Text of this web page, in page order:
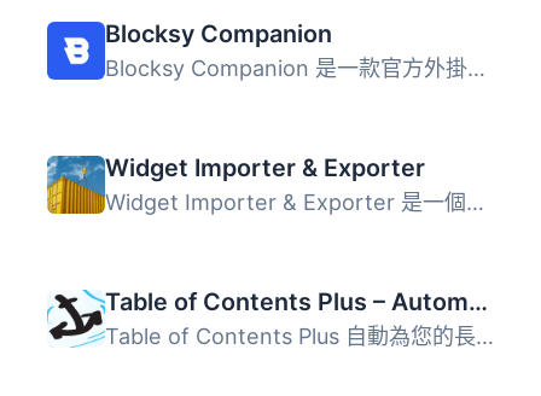
Blocksy Companion
Blocksy Companion 是一款官方外掛，旨在擴展 Blocksy 佈景主...
Widget Importer & Exporter
Widget Importer & Exporter 是一個有用的外掛，可將小工...
Table of Contents Plus – Automatic Table of Contents for Posts & Pages
Table of Contents Plus 自動為您的長篇文章和頁面創建目錄，...